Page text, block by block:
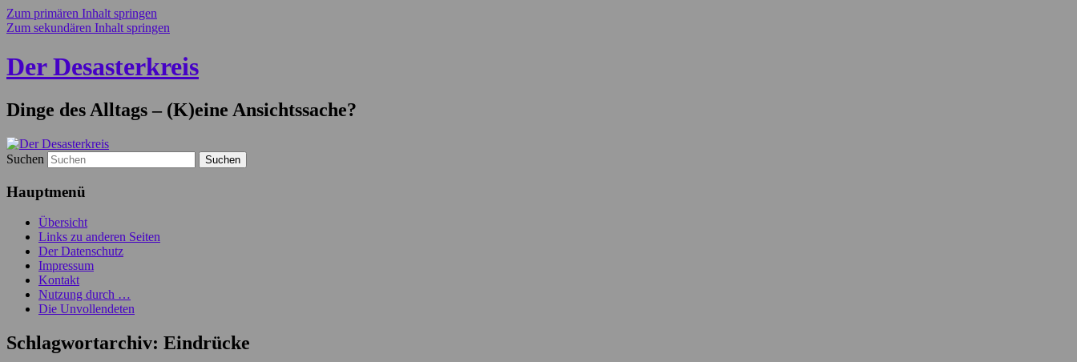
Zum primären Inhalt springen
Zum sekundären Inhalt springen
Der Desasterkreis
Dinge des Alltags – (K)eine Ansichtssache?
Suchen
Hauptmenü
Übersicht
Links zu anderen Seiten
Der Datenschutz
Impressum
Kontakt
Nutzung durch …
Die Unvollendeten
Schlagwortarchiv: Eindrücke